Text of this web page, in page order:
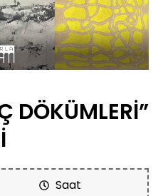
DÖKÜMLERİ”
Saat